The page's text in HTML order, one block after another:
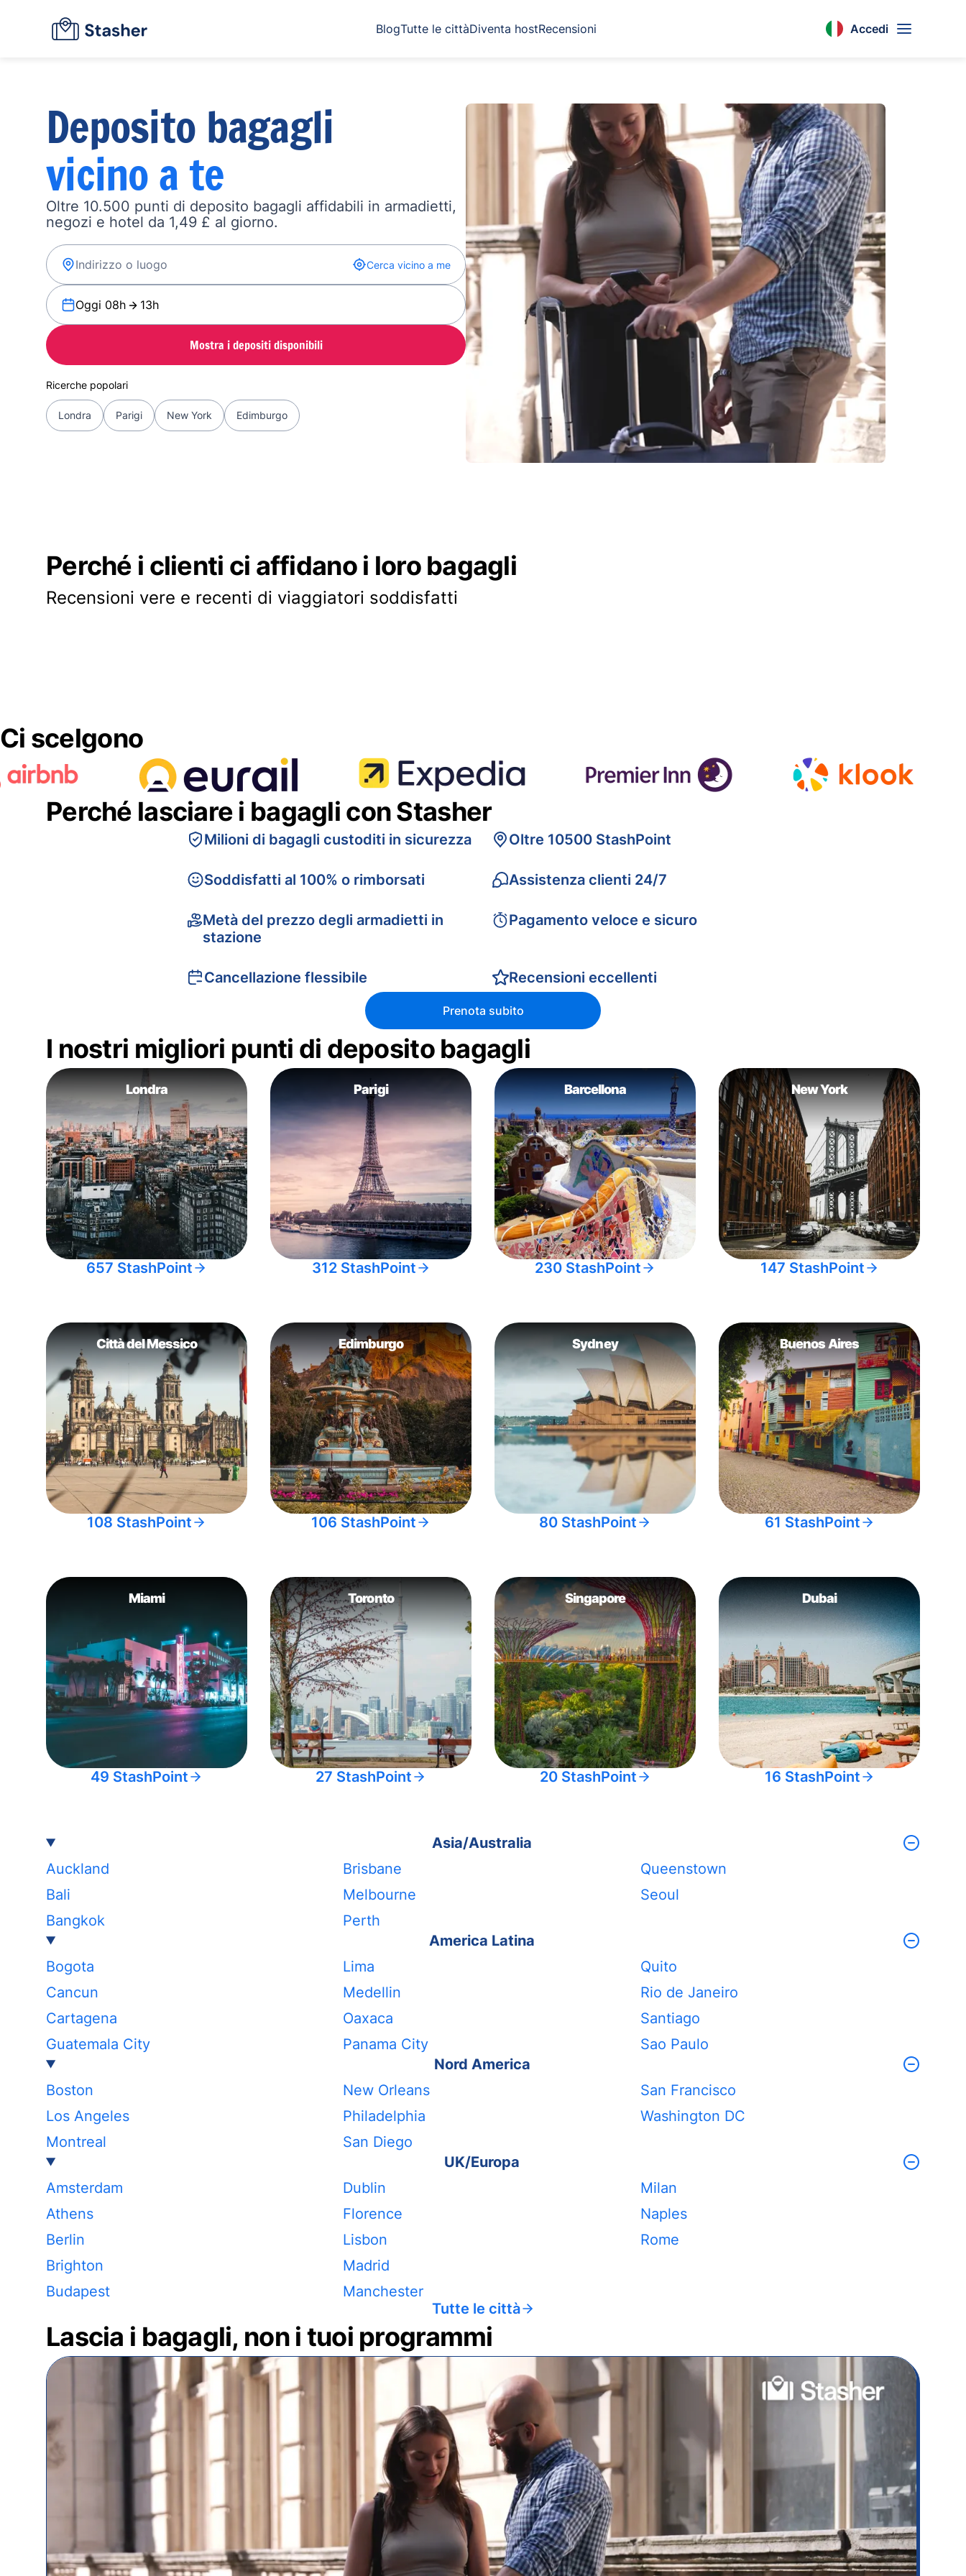
BlogTutte le cittàDiventa hostRecensioni Accedi
Deposito bagagli
vicino a te
Oltre 10.500 punti di deposito bagagli affidabili in armadietti,
negozi e hotel da 1,49 £ al giorno.
Cerca vicino a me
Oggi 08h 13h
Mostra i depositi disponibili
Ricerche popolari
Londra Parigi New York Edimburgo
Perché i clienti ci affidano i loro bagagli
Recensioni vere e recenti di viaggiatori soddisfatti
Ci scelgono
Perché lasciare i bagagli con Stasher
Milioni di bagagli custoditi in sicurezza
Soddisfatti al 100% o rimborsati
Metà del prezzo degli armadietti in
stazione
Cancellazione flessibile
Oltre 10500 StashPoint
Assistenza clienti 24/7
Pagamento veloce e sicuro
Recensioni eccellenti
Prenota subito
I nostri migliori punti di deposito bagagli
Londra
657 StashPoint
Parigi
312 StashPoint
Barcellona
230 StashPoint
New York
147 StashPoint
Città del Messico
108 StashPoint
Edimburgo
106 StashPoint
Sydney
80 StashPoint
Buenos Aires
61 StashPoint
Miami
49 StashPoint
Toronto
27 StashPoint
Singapore
20 StashPoint
Dubai
16 StashPoint
Asia/Australia
Auckland
Bali
Bangkok
Brisbane
Melbourne
Perth
Queenstown
Seoul
America Latina
Bogota
Cancun
Cartagena
Guatemala City
Lima
Medellin
Oaxaca
Panama City
Quito
Rio de Janeiro
Santiago
Sao Paulo
Nord America
Boston
Los Angeles
Montreal
New Orleans
Philadelphia
San Diego
San Francisco
Washington DC
UK/Europa
Amsterdam
Athens
Berlin
Brighton
Budapest
Dublin
Florence
Lisbon
Madrid
Manchester
Milan
Naples
Rome
Tutte le città
Lascia i bagagli, non i tuoi programmi